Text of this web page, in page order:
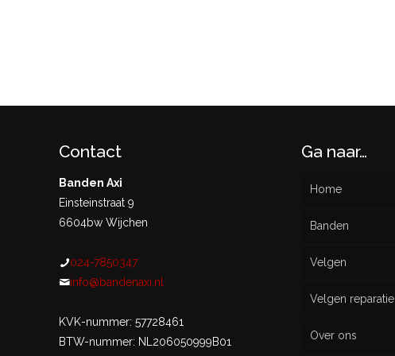
Contact
Banden Axi
Einsteinstraat 9
6604bw Wijchen
024-7850347
info@bandenaxi.nl
KVK-nummer: 57728461
BTW-nummer: NL206050999B01
Ga naar…
Home
Banden
Nieuw
Gebruikt
Velgen
Velgen reparatie
Over ons